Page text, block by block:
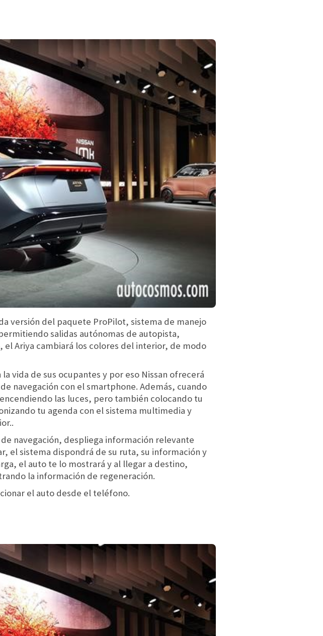
versión del paquete ProPilot, sistema de manejo
salidas autónomas de autopista,
el Ariya cambiará los colores del interior, de modo
vida de sus ocupantes y por eso Nissan ofrecerá
navegación con el smartphone. Además, cuando
las luces, pero también colocando tu
tu agenda con el sistema multimedia y
navegación, despliega información relevante
el sistema dispondrá de su ruta, su información y
el auto te lo mostrará y al llegar a destino,
la información de regeneración.
el auto desde el teléfono.